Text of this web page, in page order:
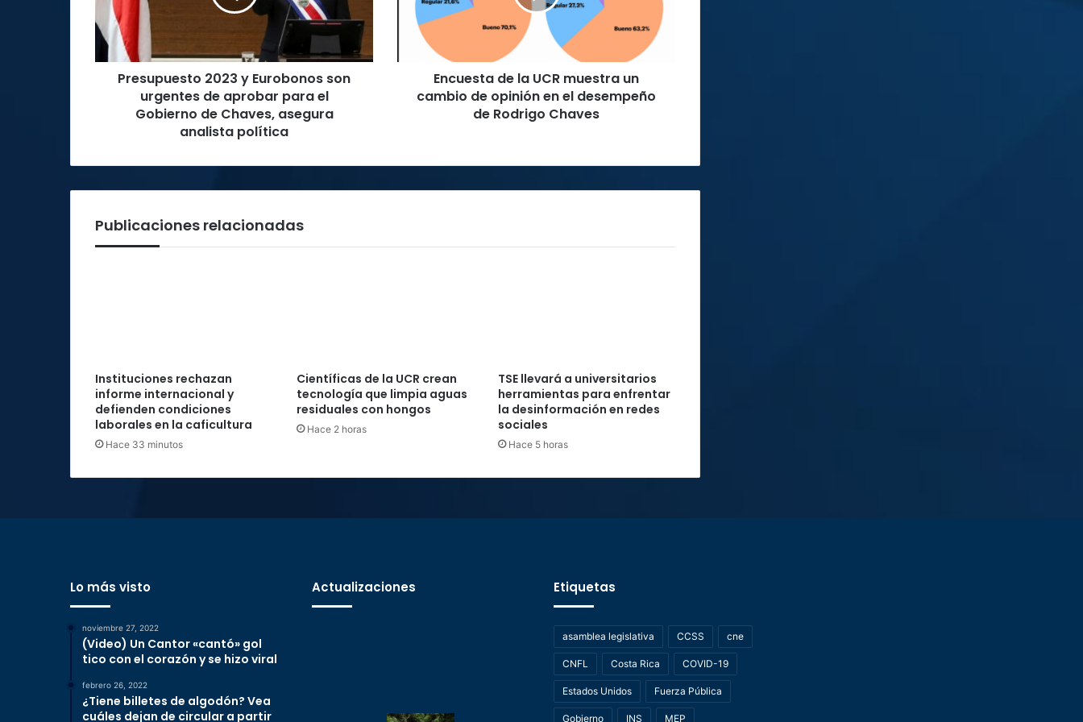
urgentes
de
aprobar
para
Presupuesto 2023 y Eurobonos son
urgentes de aprobar para el
Gobierno de Chaves, asegura
analista política
cambio
opinión
Encuesta de la UCR muestra un
cambio de opinión en el desempeño
de Rodrigo Chaves
Publicaciones relacionadas
Instituciones rechazan
informe internacional y
defienden condiciones
laborales en la caficultura
Hace 33 minutos
Científicas de la UCR crean
tecnología que limpia aguas
residuales con hongos
Hace 2 horas
TSE llevará a universitarios
herramientas para enfrentar
la desinformación en redes
sociales
Hace 5 horas
Lo más visto
noviembre 27, 2022
(Video) Un Cantor «cantó» gol
tico con el corazón y se hizo viral
febrero 26, 2022
¿Tiene billetes de algodón? Vea
cuáles dejan de circular a partir
Actualizaciones Etiquetas
asamblea legislativa CCSS cne
CNFL Costa Rica COVID-19
Estados Unidos Fuerza Pública
Gobierno INS MEP